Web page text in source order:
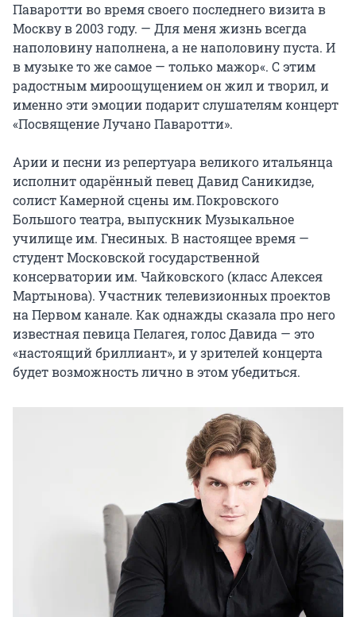
Паваротти во время своего последнего визита в
Москву в 2003 году. — Для меня жизнь всегда
наполовину наполнена, а не наполовину пуста. И
в музыке то же самое — только мажор«. С этим
радостным мироощущением он жил и творил, и
именно эти эмоции подарит слушателям концерт
«Посвящение Лучано Паваротти».
Арии и песни из репертуара великого итальянца
исполнит одарённый певец Давид Саникидзе,
солист Камерной сцены им. Покровского
Большого театра, выпускник Музыкальное
училище им. Гнесиных. В настоящее время —
студент Московской государственной
консерватории им.  Чайковского (класс Алексея
Мартынова). Участник телевизионных проектов
на Первом канале. Как однажды сказала про него
известная певица Пелагея, голос Давида — это
«настоящий бриллиант», и у зрителей концерта
будет возможность лично в этом убедиться.